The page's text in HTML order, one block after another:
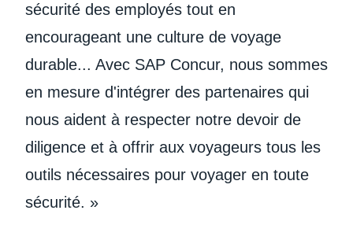
sécurité des employés tout en
encourageant une culture de voyage
durable... Avec SAP Concur, nous sommes
en mesure d'intégrer des partenaires qui
nous aident à respecter notre devoir de
diligence et à offrir aux voyageurs tous les
outils nécessaires pour voyager en toute
sécurité. »